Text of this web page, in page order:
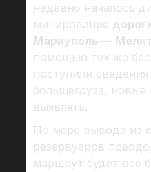
недавно началось
минирование
Мариуполь —
помощью тех же
поступили
большегруза,
выявлять.
По мере вывода из
резервуаров
маршрут будет все